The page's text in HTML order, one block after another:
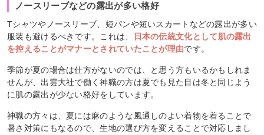
ノースリーブなどの露出が多い格好
Tシャツやノースリーブ、短パンや短いスカートなどの露出が多い
服装も避けるべきです。これは、
日本の伝統文化として肌の露出
を控えることがマナーとされていたことが理由です。
季節が夏の場合は仕方がないのでは、と思う方もいるかもしれま
せんが、出雲大社で働く神職の方は夏でも見た目は冬と同じよう
に肌の露出が少ない格好をしています。
神職の方々は、夏には麻のような風通しのよい着物を着ることで
暑さ対策にもなるので、生地の選び方を変えることで対応しまし